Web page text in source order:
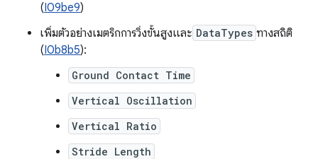
(I09be9)
เพิ่มตัวอย่างเมตริกการวิ่งขั้นสูงและ DataTypes ทางสถิติ
(I0b8b5):
Ground Contact Time
Vertical Oscillation
Vertical Ratio
Stride Length